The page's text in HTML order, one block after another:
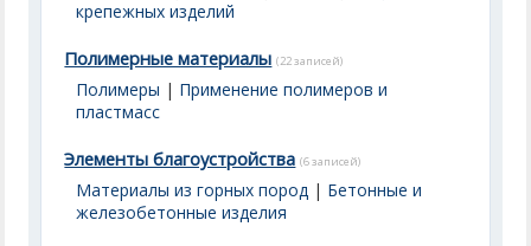
крепежных изделий
Полимерные материалы (22 записей)
Полимеры | Применение полимеров и
пластмасс
Элементы благоустройства (6 записей)
Материалы из горных пород | Бетонные и
железобетонные изделия